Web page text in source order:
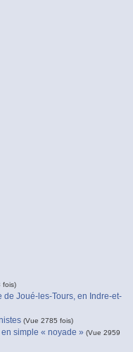
fois)
Joué-les-Tours, en Indre-et-
(Vue 2785 fois)
simple « noyade » (Vue 2959